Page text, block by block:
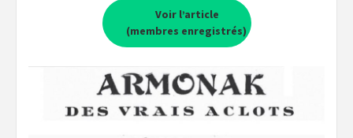
Voir l’article
(membres enregistrés)